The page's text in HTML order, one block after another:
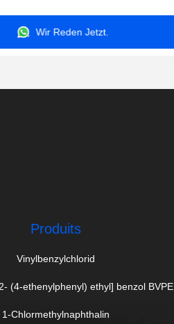
Wir Reden Jetzt.
Produits
Vinylbenzylchlorid
(4-ethenylphenyl) ethyl] benzol BVPE
1-Chlormethylnaphthalin